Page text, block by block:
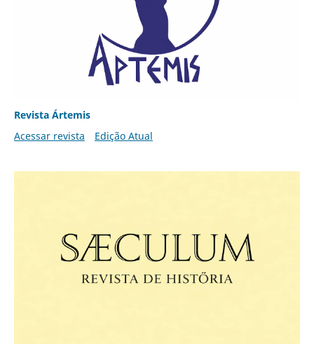
Revista Ártemis
Acessar revista
Edição Atual